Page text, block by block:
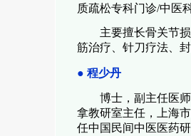
质疏松专科门诊/中医
主要擅长骨关节
筋治疗、针刀疗法、封
● 程少丹
博士，副主任医
拿教研室主任，上海
任中国民间中医医药